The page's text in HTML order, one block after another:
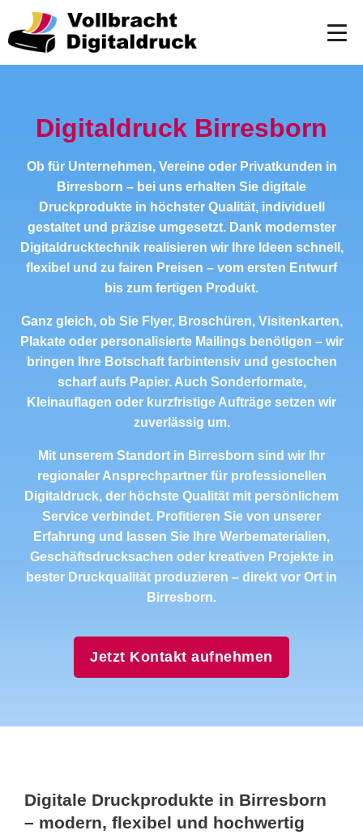
Digitaldruck Birresborn
Ob für Unternehmen, Vereine oder Privatkunden in
Birresborn – bei uns erhalten Sie digitale
Druckprodukte in höchster Qualität, individuell
gestaltet und präzise umgesetzt. Dank modernster
Digitaldrucktechnik realisieren wir Ihre Ideen schnell,
flexibel und zu fairen Preisen – vom ersten Entwurf
bis zum fertigen Produkt.
Ganz gleich, ob Sie Flyer, Broschüren, Visitenkarten,
Plakate oder personalisierte Mailings benötigen – wir
bringen Ihre Botschaft farbintensiv und gestochen
scharf aufs Papier. Auch Sonderformate,
Kleinauflagen oder kurzfristige Aufträge setzen wir
zuverlässig um.
Mit unserem Standort in Birresborn sind wir Ihr
regionaler Ansprechpartner für professionellen
Digitaldruck, der höchste Qualität mit persönlichem
Service verbindet. Profitieren Sie von unserer
Erfahrung und lassen Sie Ihre Werbematerialien,
Geschäftsdrucksachen oder kreativen Projekte in
bester Druckqualität produzieren – direkt vor Ort in
Birresborn.
Jetzt Kontakt aufnehmen
Digitale Druckprodukte in Birresborn
– modern, flexibel und hochwertig